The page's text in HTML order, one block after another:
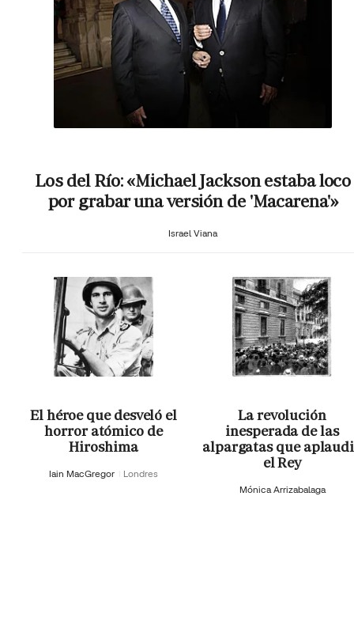
Los del Río: «Michael Jackson estaba loco
por grabar una versión de 'Macarena'»
Israel Viana
El héroe que desveló el
horror atómico de
Hiroshima
Iain MacGregor Londres
La revolución
inesperada de las
alpargatas que
el Rey
Mónica Arrizabalaga